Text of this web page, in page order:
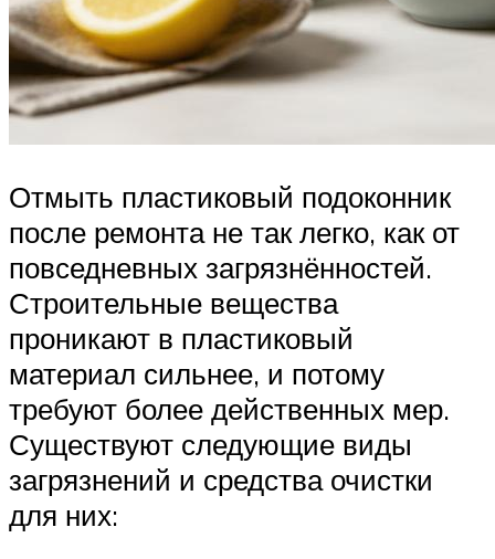
Отмыть пластиковый подоконник
после ремонта не так легко, как от
повседневных загрязнённостей.
Строительные вещества
проникают в пластиковый
материал сильнее, и потому
требуют более действенных мер.
Существуют следующие виды
загрязнений и средства очистки
для них: